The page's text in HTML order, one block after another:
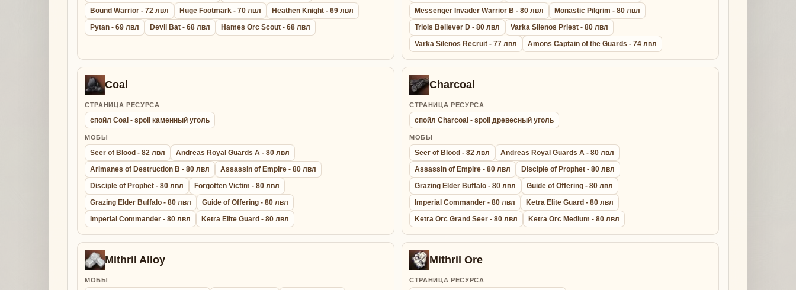
Bound Warrior - 72 лвл
Huge Footmark - 70 лвл
Heathen Knight - 69 лвл
Pytan - 69 лвл
Devil Bat - 68 лвл Hames Orc Scout - 68 лвл
Messenger Invader Warrior B - 80 лвл
Monastic Pilgrim - 80 лвл
Triols Believer D - 80 лвл
Varka Silenos Priest - 80 лвл
Varka Silenos Recruit - 77 лвл
Amons Captain of the Guards - 74 лвл
Coal
СТРАНИЦА РЕСУРСА
спойл Coal - spoil каменный уголь
МОБЫ
Seer of Blood - 82 лвл
Andreas Royal Guards A - 80 лвл
Arimanes of Destruction B - 80 лвл
Assassin of Empire - 80 лвл
Disciple of Prophet - 80 лвл
Forgotten Victim - 80 лвл
Grazing Elder Buffalo - 80 лвл
Guide of Offering - 80 лвл
Imperial Commander - 80 лвл
Ketra Elite Guard - 80 лвл
Charcoal
СТРАНИЦА РЕСУРСА
спойл Charcoal - spoil древесный уголь
МОБЫ
Seer of Blood - 82 лвл
Andreas Royal Guards A - 80 лвл
Assassin of Empire - 80 лвл
Disciple of Prophet - 80 лвл
Grazing Elder Buffalo - 80 лвл
Guide of Offering - 80 лвл
Imperial Commander - 80 лвл
Ketra Elite Guard - 80 лвл
Ketra Orc Grand Seer - 80 лвл
Ketra Orc Medium - 80 лвл
Mithril Alloy
МОБЫ
Mithril Ore
СТРАНИЦА РЕСУРСА